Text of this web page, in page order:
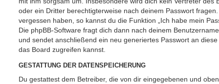
oder ein Dritter berechtigterweise nach deinem Passwort
vergessen haben, so kannst du die Funktion „Ich habe mein
Die phpBB-Software fragt dich dann nach deinem
und sendet anschließend ein neu generiertes Passwort an
das Board zugreifen kannst.
GESTATTUNG DER DATENSPEICHERUNG
Du gestattest dem Betreiber, die von dir eingegebenen und